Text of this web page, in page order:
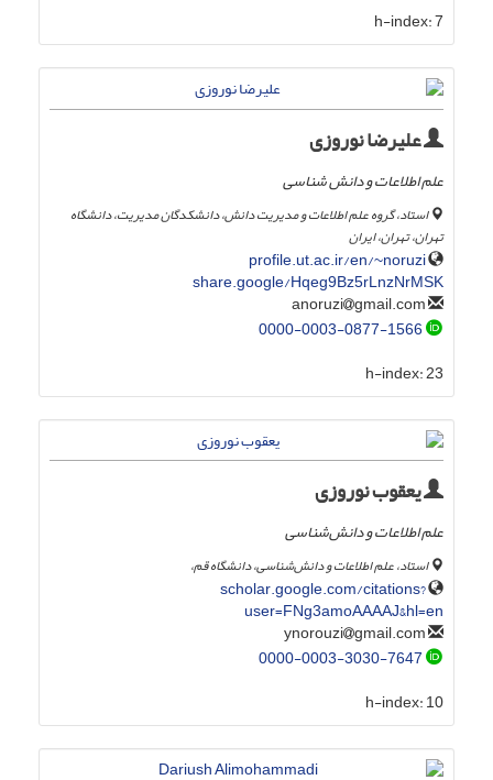
h-index:7
علیرضا نوروزی
علم اطلاعات و دانش شناسی
استاد، گروه علم اطلاعات و مدیریت دانش، دانشکدگان مدیریت، دانشگاه
تهران، تهران، ایران
profile.ut.ac.ir/en/~noruzi
share.google/Hqeg9Bz5rLnzNrMSK
gmail.com
0000-0003-0877-1566
h-index:23
یعقوب نوروزی
علم اطلاعات و دانش‌شناسی
استاد، علم اطلاعات و دانش‌شناسی، دانشگاه قم،
scholar.google.com/citations?
user=FNg3amoAAAAJ&hl=en
gmail.com
0000-0003-3030-7647
h-index:10